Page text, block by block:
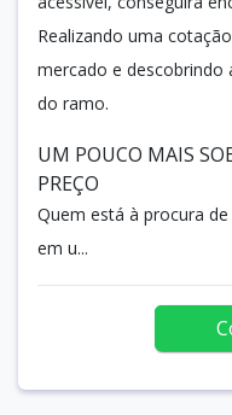
Realizando uma
mercado e descobrindo
do ramo.
UM POUCO MAIS
PREÇO
Quem está à procura
em u...